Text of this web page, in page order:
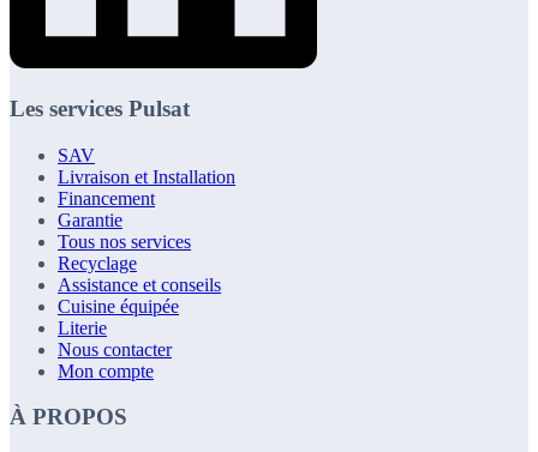
Les services Pulsat
SAV
Livraison et Installation
Financement
Garantie
Tous nos services
Recyclage
Assistance et conseils
Cuisine équipée
Literie
Nous contacter
Mon compte
À PROPOS